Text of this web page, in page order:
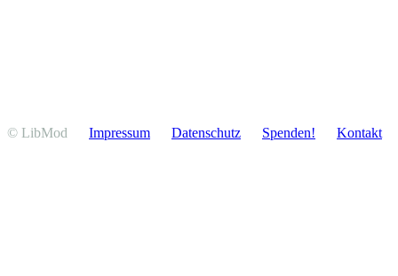
© LibMod Impressum Daten­schutz Spenden! Kontakt